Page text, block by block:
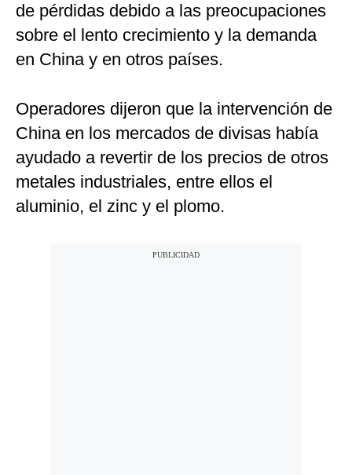
de pérdidas debido a las preocupaciones
sobre el lento crecimiento y la demanda
en China y en otros países.
Operadores dijeron que la intervención de
China en los mercados de divisas había
ayudado a revertir de los precios de otros
metales industriales, entre ellos el
aluminio, el zinc y el plomo.